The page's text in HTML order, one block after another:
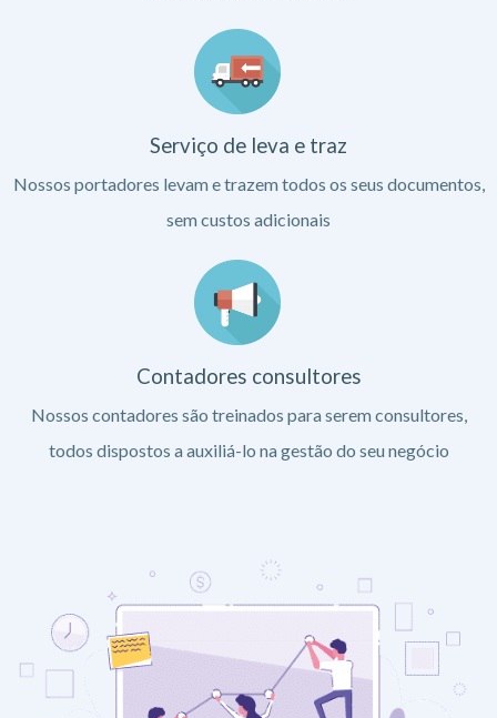
Serviço de leva e traz
Nossos portadores levam e trazem todos os seus documentos,
sem custos adicionais
Contadores consultores
Nossos contadores são treinados para serem consultores,
todos dispostos a auxiliá-lo na gestão do seu negócio